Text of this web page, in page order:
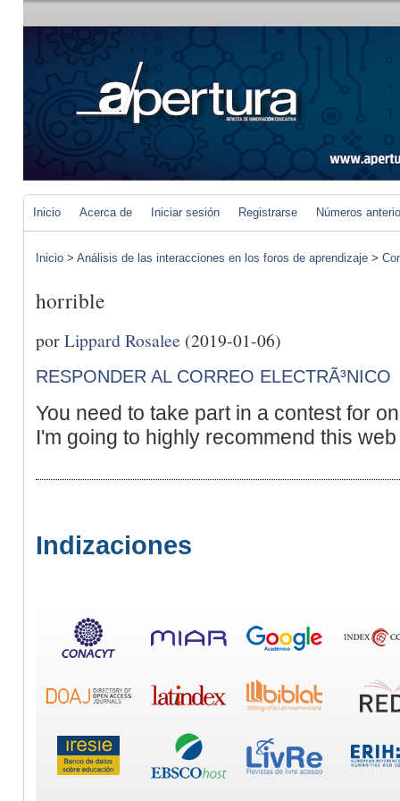
Inicio Acerca de Iniciar sesión Registrarse Números
Inicio > Análisis de las interacciones en los foros de aprendizaje >
horrible
porLippard Rosalee (2019-01-06)
RESPONDER AL CORREO ELECTRÃ³NICO
You need to take part in a contest for
I'm going to highly recommend this
Indizaciones